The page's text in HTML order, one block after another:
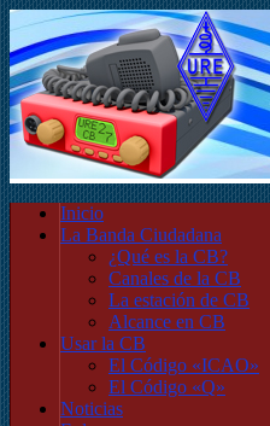
Inicio
La Banda Ciudadana
¿Qué es la CB?
Canales de la CB
La estación de CB
Alcance en CB
Usar la CB
El Código «ICAO»
El Código «Q»
Noticias